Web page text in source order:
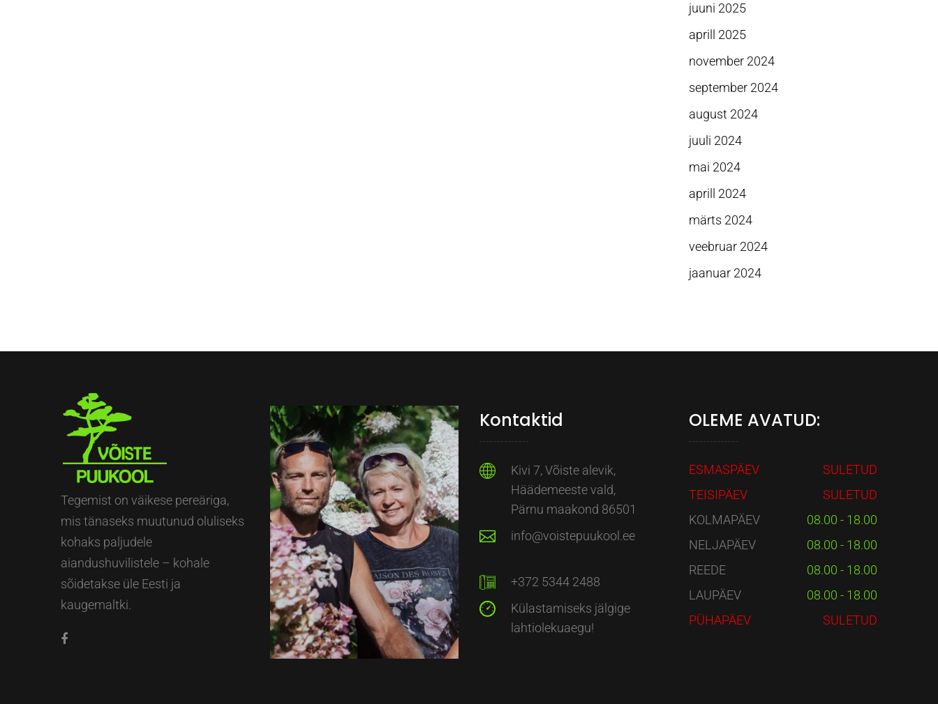
juuni 2025
aprill 2025
november 2024
september 2024
august 2024
juuli 2024
mai 2024
aprill 2024
märts 2024
veebruar 2024
jaanuar 2024
Tegemist on väikese pereäriga,
mis tänaseks muutunud oluliseks
kohaks paljudele
aiandushuvilistele – kohale
sõidetakse üle Eesti ja
kaugemaltki.
Kontaktid
Kivi 7, Võiste alevik,
Häädemeeste vald,
Pärnu maakond 86501
info@voistepuukool.ee
+372 5344 2488
Külastamiseks jälgige
lahtiolekuaegu!
OLEME AVATUD:
ESMASPÄEV
SULETUD
TEISIPÄEV
SULETUD
KOLMAPÄEV
08.00 - 18.00
NELJAPÄEV
08.00 - 18.00
REEDE
08.00 - 18.00
LAUPÄEV
08.00 - 18.00
PÜHAPÄEV
SULETUD